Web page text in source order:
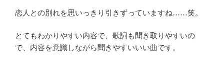
恋人との別れを思いっきり引きずっていますね……笑。
とてもわかりやすい内容で、歌詞も聞き取りやすいの
で、内容を意識しながら聞きやすいいい曲です。